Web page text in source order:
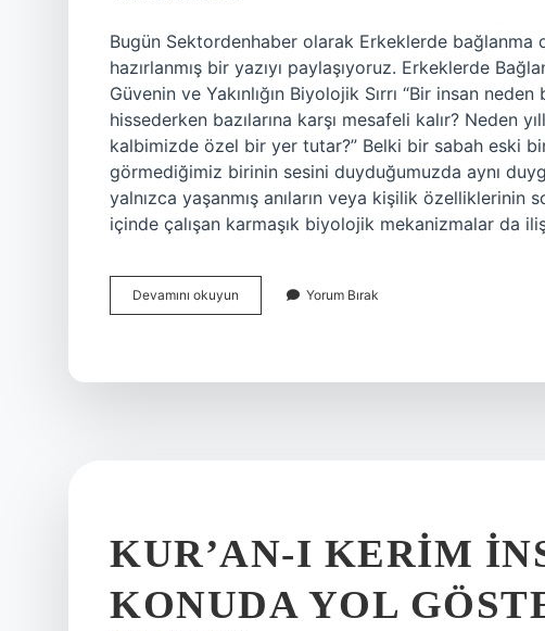
Bugün Sektordenhaber olarak Erkeklerde
hazırlanmış bir yazıyı paylaşıyoruz. Erkeklerde
Güvenin ve Yakınlığın Biyolojik Sırrı “Bir insan
hissederken bazılarına karşı mesafeli kalır? Neden
kalbimizde özel bir yer tutar?” Belki bir sabah eski
görmediğimiz birinin sesini duyduğumuzda aynı
yalnızca yaşanmış anıların veya kişilik
içinde çalışan karmaşık biyolojik mekanizmalar da
Devamını okuyun Erkeklerde
bağlanma
Yorum Bırak
KUR’AN-I KERIM
KONUDA YOL